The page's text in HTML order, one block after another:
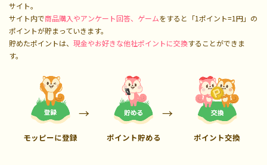
サイト。
サイト内で商品購入やアンケート回答、ゲームをすると「1ポイント=1円」の
ポイントが貯まっていきます。
貯めたポイントは、 現金やお好きな他社ポイントに交換することができま
す。
モッピーに登録 ポイント貯める ポイント交換